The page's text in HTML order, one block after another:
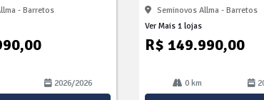
- Barretos
2026/2026
Seminovos Allma - Barretos
Ver Mais 1 lojas
R$ 149.990,00
0 km